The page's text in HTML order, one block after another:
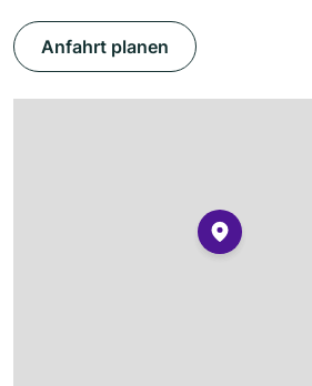
Anfahrt planen